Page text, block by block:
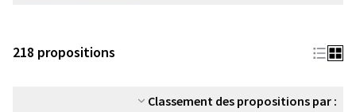
218 propositions
Classement des propositions par :